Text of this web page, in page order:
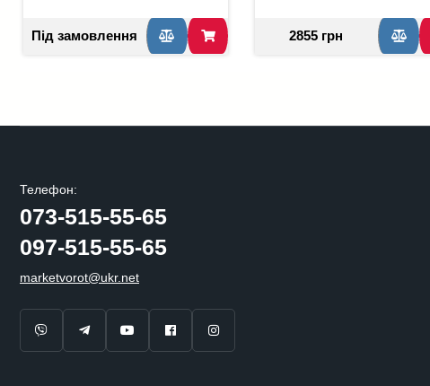
Під замовлення 2855 грн
Телефон:
073-515-55-65
097-515-55-65
marketvorot@ukr.net